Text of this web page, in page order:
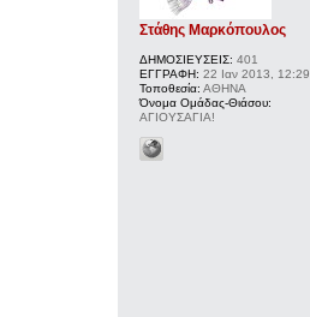
Στάθης Μαρκόπουλος
ΔΗΜΟΣΙΕΥΣΕΙΣ: 401
ΕΓΓΡΑΦΗ: 22 Ιαν 2013, 12:29
Τοποθεσία: ΑΘΗΝΑ
Όνομα Ομάδας-Θιάσου:
ΑΓΙΟΥΣΑΓΙΑ!